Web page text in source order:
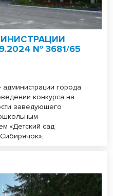
№ 3681/65
города
конкурса на
заведующего
«Детский сад